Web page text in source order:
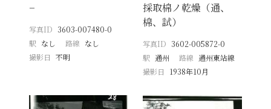
−
写真ID 3603-007480-0
駅 なし 路線 なし
撮影日
不明
採取棉ノ乾燥（通、
棉、試）
写真ID 3602-005872-0
駅 通州 路線 通州東站線
撮影日
1938年10月